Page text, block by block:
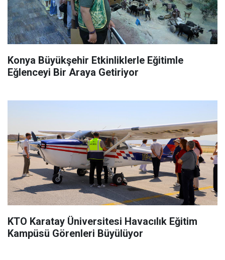
Konya Büyükşehir Etkinliklerle Eğitimle
Eğlenceyi Bir Araya Getiriyor
KTO Karatay Üniversitesi Havacılık Eğitim
Kampüsü Görenleri Büyülüyor